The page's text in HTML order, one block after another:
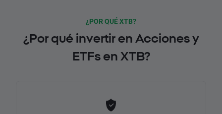
¿POR QUÉ XTB?
¿Por qué invertir en Acciones y
ETFs en XTB?